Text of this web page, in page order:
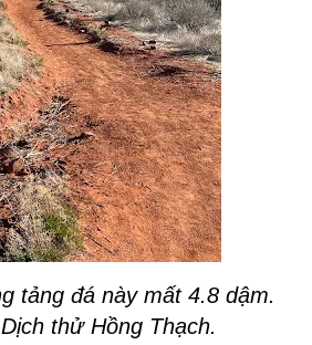
tảng đá này mất 4.8 dậm.
thử Hồng Thạch.